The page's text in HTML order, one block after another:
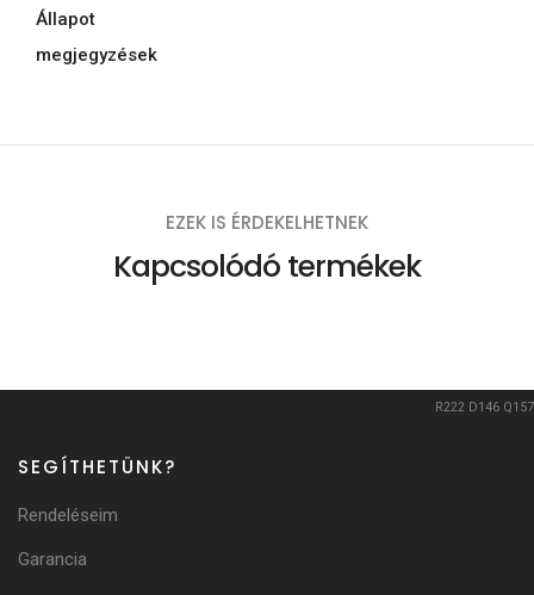
Állapot
megjegyzések
EZEK IS ÉRDEKELHETNEK
Kapcsolódó termékek
R222 D146 Q157
SEGÍTHETÜNK?
Rendeléseim
Garancia